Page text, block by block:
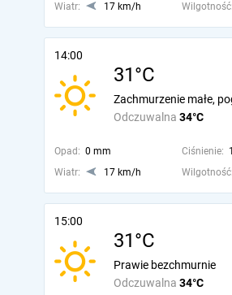
Wiatr:
17 km/h Wilgotność:
14:00
31°C
Odczuwalna 34°C
Zachmurzenie małe,
Opad: 0 mm Ciśnienie:
Wiatr:
17 km/h Wilgotność:
15:00
31°C
Odczuwalna 34°C
Prawie bezchmurnie